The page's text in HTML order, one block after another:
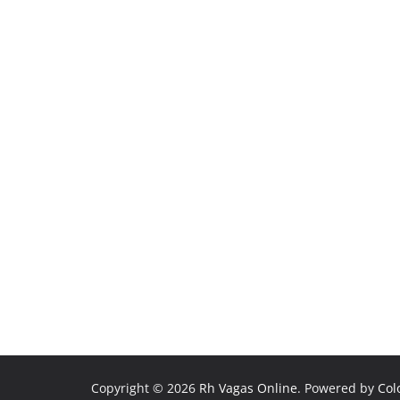
Copyright © 2026 Rh Vagas Online. Powered by